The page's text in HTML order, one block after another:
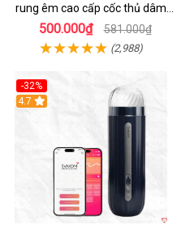
rung êm cao cấp cốc thủ dâm
nam
500.000₫ 581.000₫
(2,988)
-32%
Hot
4.7